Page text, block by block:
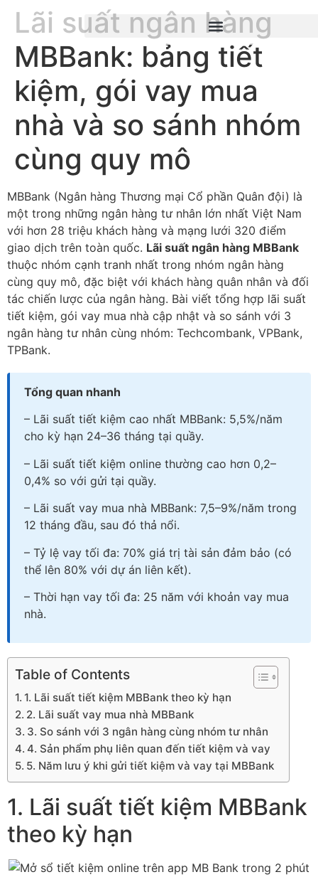
Lãi suất ngân hàng
MBBank: bảng tiết
kiệm, gói vay mua
nhà và so sánh nhóm
cùng quy mô
MBBank (Ngân hàng Thương mại Cổ phần Quân đội) là
một trong những ngân hàng tư nhân lớn nhất Việt Nam
với hơn 28 triệu khách hàng và mạng lưới 320 điểm
giao dịch trên toàn quốc. Lãi suất ngân hàng MBBank
thuộc nhóm cạnh tranh nhất trong nhóm ngân hàng
cùng quy mô, đặc biệt với khách hàng quân nhân và đối
tác chiến lược của ngân hàng. Bài viết tổng hợp lãi suất
tiết kiệm, gói vay mua nhà cập nhật và so sánh với 3
ngân hàng tư nhân cùng nhóm: Techcombank, VPBank,
TPBank.
Tổng quan nhanh
– Lãi suất tiết kiệm cao nhất MBBank: 5,5%/năm
cho kỳ hạn 24–36 tháng tại quầy.
– Lãi suất tiết kiệm online thường cao hơn 0,2–
0,4% so với gửi tại quầy.
– Lãi suất vay mua nhà MBBank: 7,5–9%/năm trong
12 tháng đầu, sau đó thả nổi.
– Tỷ lệ vay tối đa: 70% giá trị tài sản đảm bảo (có
thể lên 80% với dự án liên kết).
– Thời hạn vay tối đa: 25 năm với khoản vay mua
nhà.
Table of Contents
1. Lãi suất tiết kiệm MBBank theo kỳ hạn
2. Lãi suất vay mua nhà MBBank
3. So sánh với 3 ngân hàng cùng nhóm tư nhân
4. Sản phẩm phụ liên quan đến tiết kiệm và vay
5. Năm lưu ý khi gửi tiết kiệm và vay tại MBBank
1. Lãi suất tiết kiệm MBBank
theo kỳ hạn